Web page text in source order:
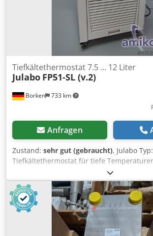
Borken 733 km
Tiefkältethermostat 7.5 ... 12 Liter
Julabo FP51-SL (v.2)
Anfragen
Zustand: sehr gut (gebraucht), Julabo
Tiefkältethermostat für tiefe
mit Badöffnung für internes und externes
Tiefkälte-Umwälzthermostate der
Thermostaten HL bzw. SL sind mit
und Saugpumpen ausgestattet. Die Geräte
gesamte Funktionsvielfalt der
Thermostatenreihe. Technische Daten für
Abmessungen und Volumen Abmessungen